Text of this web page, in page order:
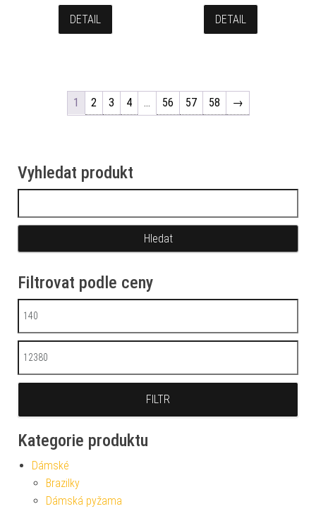
DETAIL DETAIL
1 2 3 4 … 56 57 58 →
Vyhledat produkt
Filtrovat podle ceny
Minimální cena
Maximální cena
FILTR
Kategorie produktu
Dámské
Brazilky
Dámská pyžama